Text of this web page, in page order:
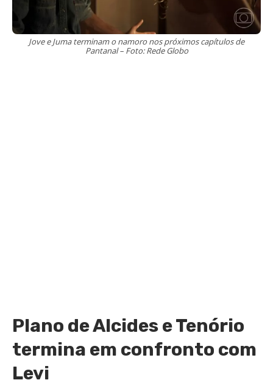
Jove e Juma terminam o namoro nos próximos capítulos de
Pantanal – Foto: Rede Globo
Plano de Alcides e Tenório
termina em confronto com
Levi